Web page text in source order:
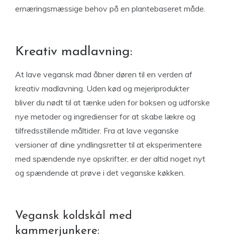
ernæringsmæssige behov på en plantebaseret måde.
Kreativ madlavning:
At lave vegansk mad åbner døren til en verden af ​​
kreativ madlavning. Uden kød og mejeriprodukter
bliver du nødt til at tænke uden for boksen og udforske
nye metoder og ingredienser for at skabe lækre og
tilfredsstillende måltider. Fra at lave veganske
versioner af dine yndlingsretter til at eksperimentere
med spændende nye opskrifter, er der altid noget nyt
og spændende at prøve i det veganske køkken.
Vegansk koldskål med
kammerjunkere: